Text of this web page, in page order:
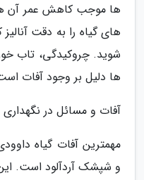
ها موجب کاهش عمر آن
های گیاه را به دقت
شوید. چروکیدگی، تاب
ها دلیل بر وجود آفات
آفات و مسائل در نگهداری
مهمترین آفات گیاه
و شپشک آردآلود است.